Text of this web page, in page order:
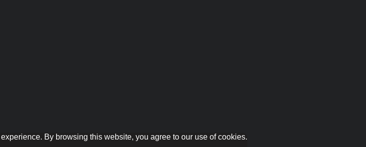
By browsing this website, you agree to our use of cookies.